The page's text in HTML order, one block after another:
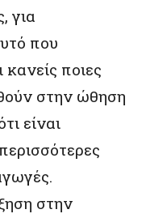
για
που
ποιες
στην ώθηση
είναι
στην